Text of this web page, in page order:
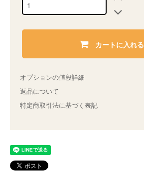
カートに入れる
オプションの値段詳細
返品について
特定商取引法に基づく表記